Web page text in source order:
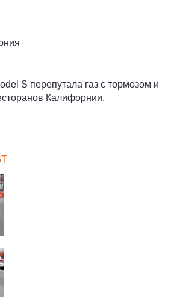
S перепутала газ с тормозом и
Калифорнии.